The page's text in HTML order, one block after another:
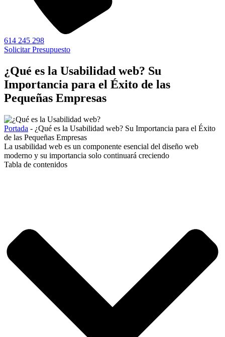
614 245 298
Solicitar Presupuesto
¿Qué es la Usabilidad web? Su
Importancia para el Éxito de las
Pequeñas Empresas
Portada - ¿Qué es la Usabilidad web? Su Importancia para el Éxito
de las Pequeñas Empresas
La usabilidad web es un componente esencial del diseño web
moderno y su importancia solo continuará creciendo
Tabla de contenidos